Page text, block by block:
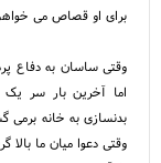
برای او قصاص می
وقتی ساسان به دفاع
اما آخرین بار سر
بدنسازی به خانه برمی
وقتی دعوا میان ما